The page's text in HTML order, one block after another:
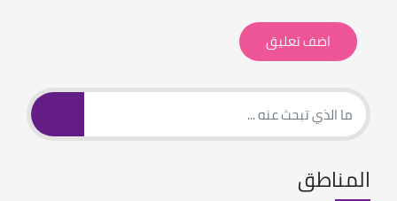
اضف تعليق
المناطق